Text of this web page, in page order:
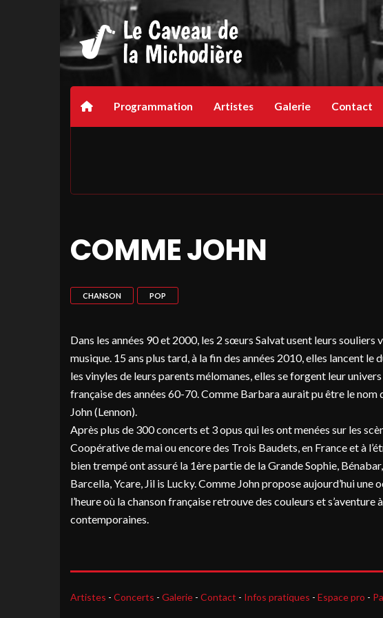
Programmation Artistes Galerie Contact
COMME JOHN
CHANSON POP
Dans les années 90 et 2000, les 2 sœurs Salvat usent leurs
musique. 15 ans plus tard, à la fin des années 2010, elles lancent le
les vinyles de leurs parents mélomanes, elles se forgent leur
française des années 60-70. Comme Barbara aurait pu être le
John (Lennon).
Après plus de 300 concerts et 3 opus qui les ont menées sur les
Coopérative de mai ou encore des Trois Baudets, en France et à
bien trempé ont assuré la 1ère partie de la Grande Sophie,
Barcella, Ycare, Jil is Lucky. Comme John propose aujourd’hui une
l’heure où la chanson française retrouve des couleurs et
contemporaines.
Artistes - Concerts - Galerie - Contact - Infos pratiques - Espace pro -